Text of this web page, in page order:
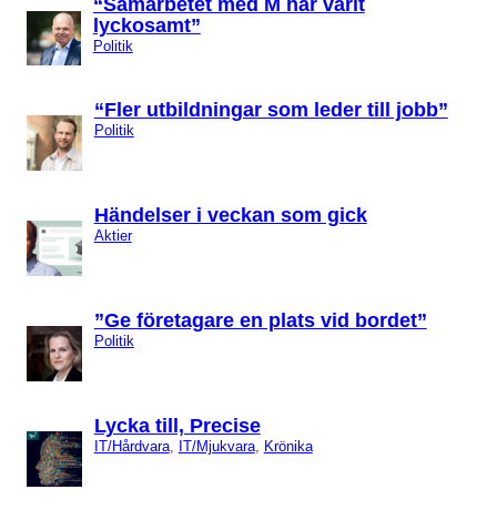
“Samarbetet med M har varit
lyckosamt”
Politik
“Fler utbildningar som leder till jobb”
Politik
Händelser i veckan som gick
Aktier
”Ge företagare en plats vid bordet”
Politik
Lycka till, Precise
IT/Hårdvara, IT/Mjukvara, Krönika